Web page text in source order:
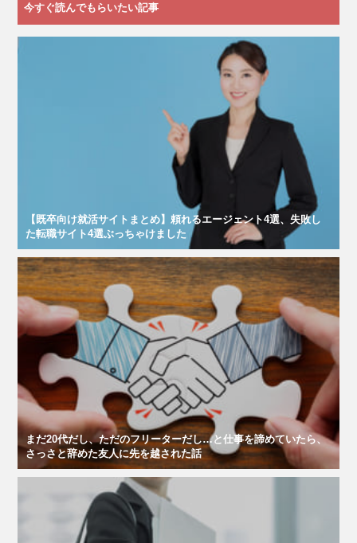
今すぐ読んでもらいたい記事
【既卒向け就活サイトまとめ】頼れるエージェント4選、失敗し
た転職サイト4選ぶっちゃけました
まだ20代だし、ただのフリーターだし…と仕事を諦めていたら、
さっさと辞めた友人に先を越された話